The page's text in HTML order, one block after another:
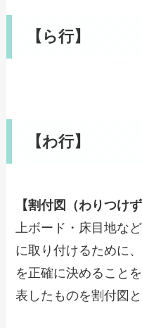
【ら行】
【わ行】
【割付図（わりつけず
上ボード・床目地な
に取り付けるために
を正確に決めること
表したものを割付図